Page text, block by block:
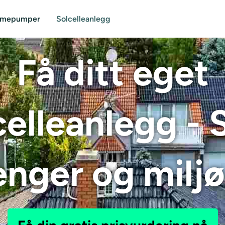
Solcelleanlegg
Få ditt eget
-
og